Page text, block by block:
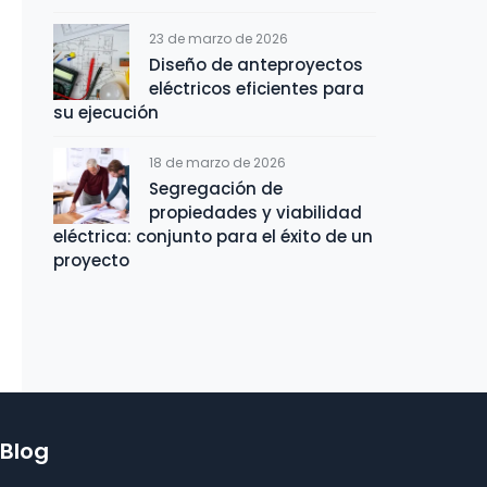
23 de marzo de 2026
Diseño de anteproyectos
eléctricos eficientes para
su ejecución
18 de marzo de 2026
Segregación de
propiedades y viabilidad
eléctrica: conjunto para el éxito de un
proyecto
Blog